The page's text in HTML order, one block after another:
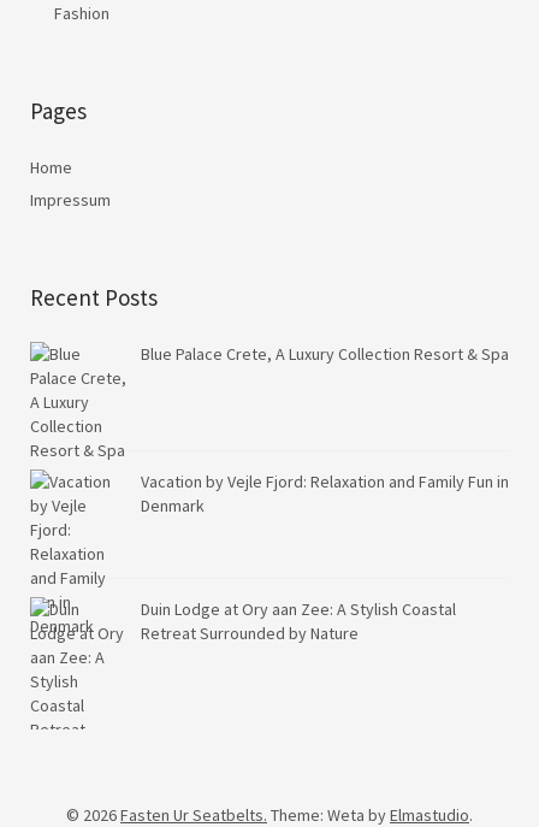
Fashion
Pages
Home
Impressum
Recent Posts
Blue Palace Crete, A Luxury Collection Resort & Spa
Vacation by Vejle Fjord: Relaxation and Family Fun in
Denmark
Duin Lodge at Ory aan Zee: A Stylish Coastal
Retreat Surrounded by Nature
© 2026Fasten Ur Seatbelts. Theme: Weta byElmastudio.